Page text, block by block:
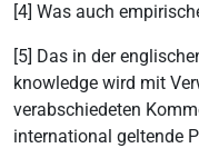
[4] Was auch
[5] Das in der
knowledge wird mit
verabschiedeten
international geltende